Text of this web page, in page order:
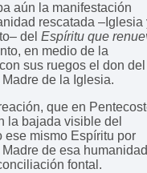
aún la manifestación
rescatada –Iglesia
del Espíritu que
en medio de la
sus ruegos el don del
de la Iglesia.
que en
la bajada visible del
ese mismo Espíritu por
de esa
fontal.